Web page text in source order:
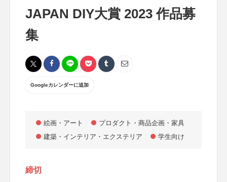
JAPAN DIY大賞 2023 作品募
集
Googleカレンダーに追加
絵画・アート
プロダクト・商品企画・家具
建築・インテリア・エクステリア
学生向け
締切